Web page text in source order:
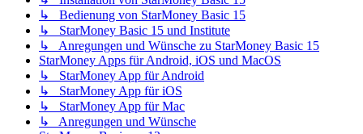
↳ Bedienung von StarMoney Basic 15
↳ StarMoney Basic 15 und Institute
↳ Anregungen und Wünsche zu StarMoney Basic 15
StarMoney Apps für Android, iOS und MacOS
↳ StarMoney App für Android
↳ StarMoney App für iOS
↳ StarMoney App für Mac
↳ Anregungen und Wünsche